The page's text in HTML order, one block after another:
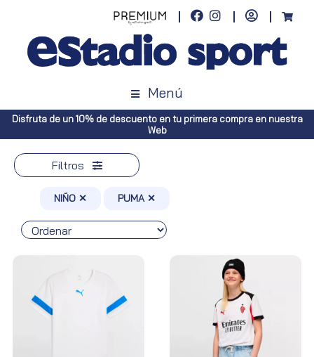
Menú
Envíos gratuitos a toda España (Canarias, pedidos superiores a
Península, pedidos superiores a 100€)
Filtros
NIÑO ✕ PUMA ✕